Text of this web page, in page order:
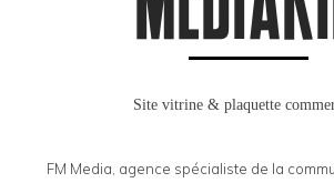
Site vitrine & plaquette
FM Media, agence spécialiste de la